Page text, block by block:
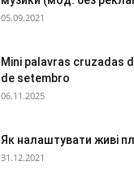
05.09.2021
Mini palavras cruzadas
de setembro
06.11.2025
Як налаштувати живі
31.12.2021